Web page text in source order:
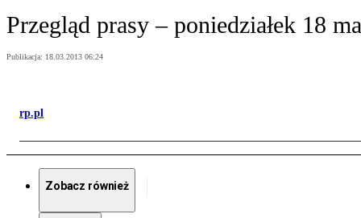
Przegląd prasy – poniedziałek 18
Publikacja: 18.03.2013 06:24
rp.pl
Zobacz również